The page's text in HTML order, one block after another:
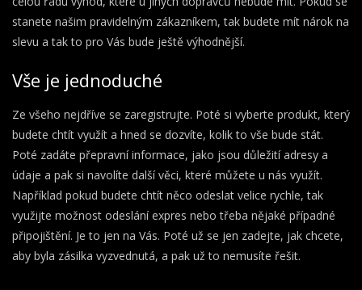
stanete našim pravidelným zákazníkem, tak budete mít nárok na
slevu a tak to pro Vás bude ještě výhodnější.
Vše je jednoduché
Ze všeho nejdříve se zaregistrujte. Poté si vyberte produkt, který
budete chtít využít a hned se dozvíte, kolik to vše bude stát.
Poté zadáte přepravní informace, jako jsou důležití adresy a
údaje a pak si navolíte další věci, které můžete u nás využít.
Například pokud budete chtít něco odeslat velice rychle, tak
využijte možnost odeslání expres nebo třeba nějaké případné
připojištění. Je to jen na Vás. Poté už se jen zadejte, jak chcete,
aby byla zásilka vyzvednutá, a pak už to nemusíte řešit.